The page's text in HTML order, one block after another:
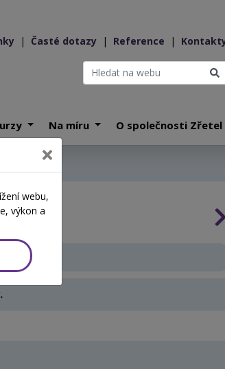
| Časté dotazy | Reference |
Na míru O společnosti Zřetel
webu,
výkon a